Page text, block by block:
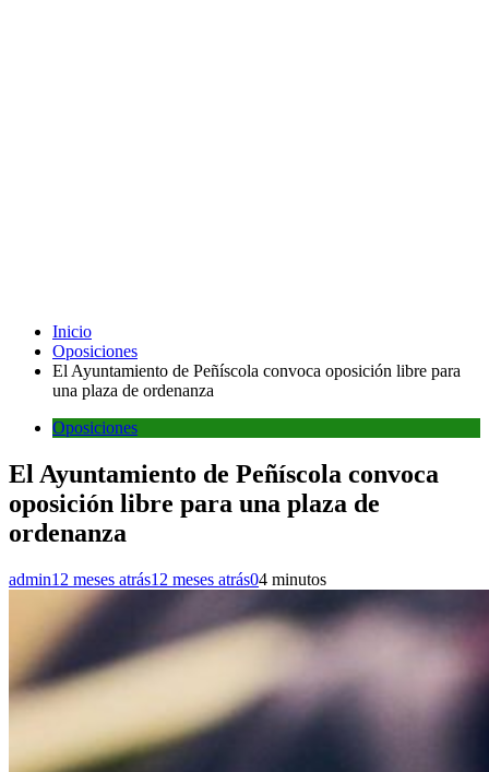
Inicio
Oposiciones
El Ayuntamiento de Peñíscola convoca oposición libre para
una plaza de ordenanza
Oposiciones
El Ayuntamiento de Peñíscola convoca
oposición libre para una plaza de
ordenanza
admin12 meses atrás12 meses atrás04 minutos